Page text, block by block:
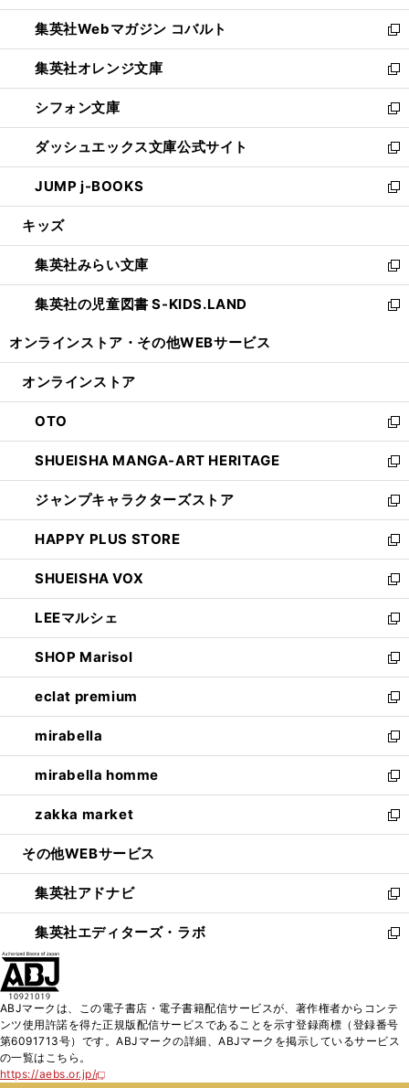
開
く
ウ
で
開
く
ン
ド
ウ
で
開
く
ウ
ィ
ン
ド
ウ
で
開
く
集英社Webマガジン コバルト
新
し
い
ウ
ィ
ン
ド
ウ
で
開
集英社オレンジ文庫
新
し
い
ウ
ィ
ン
ド
ウ
開
く
シフォン文庫
新
し
い
ウ
ィ
ン
ウ
で
開
く
ダッシュエックス文庫公式サイト
新
し
い
ウ
ン
ド
ウ
で
JUMP j-BOOKS
新
し
ウ
ィ
ン
ド
開
キッズ
集英社みらい文庫
新
し
い
ン
ウ
で
開
く
集英社の児童図書 S-KIDS.LAND
新
ウ
ン
ド
ウ
で
開
く
オンラインストア・ その他WEBサービス
オンラインストア
OTO
新
し
い
ウ
ィ
ン
ド
ウ
で
開
く
SHUEISHA MANGA-ART HERITAGE
新
し
い
ウ
ィ
ン
ド
ウ
で
開
く
ジャンプキャラクターズストア
新
し
い
ウ
ィ
ン
ド
ウ
で
開
く
HAPPY PLUS STORE
新
し
い
ウ
ィ
ン
ド
ウ
で
開
く
SHUEISHA VOX
新
し
い
ウ
ィ
ン
ド
ウ
で
開
く
LEEマルシェ
新
し
い
ウ
ィ
ン
ド
ウ
で
開
く
SHOP Marisol
新
し
い
ウ
ィ
ン
ド
ウ
で
開
eclat premium
新
し
い
ウ
ィ
ン
ド
ウ
開
く
mirabella
新
し
い
ウ
ィ
ン
ウ
で
開
く
mirabella homme
新
し
い
ウ
ン
ド
ウ
で
zakka market
新
し
ウ
ィ
ン
ド
く
その他WEBサービス
集英社アドナビ
新
し
い
ド
ウ
で
集英社エディターズ・ラボ
新
ィ
ン
ABJマークは、この電子書店・電子書籍配信サービスが、著作権者からコンテ
ンツ使用許諾を得た正規版配信サービスであることを示す登録商標（登録番号
第6091713号）です。ABJマークの詳細、ABJマークを掲示しているサービス
の一覧はこちら。
https://aebs.or.jp/
新